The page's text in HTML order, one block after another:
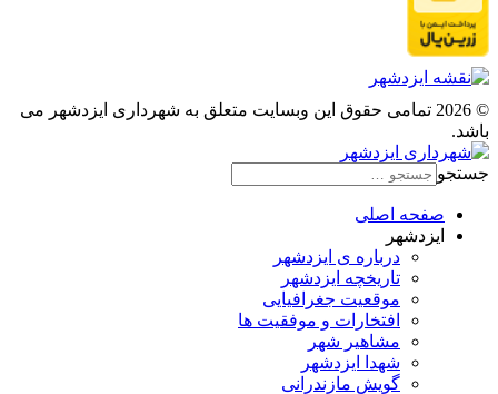
© 2026 تمامی حقوق این وبسایت متعلق به شهرداری ایزدشهر می
باشد.
جستجو
صفحه اصلی
ایزدشهر
درباره ی ایزدشهر
تاریخچه ایزدشهر
موقعیت جغرافیایی
افتخارات و موفقیت ها
مشاهیر شهر
شهدا ایزدشهر
گویش مازندرانی